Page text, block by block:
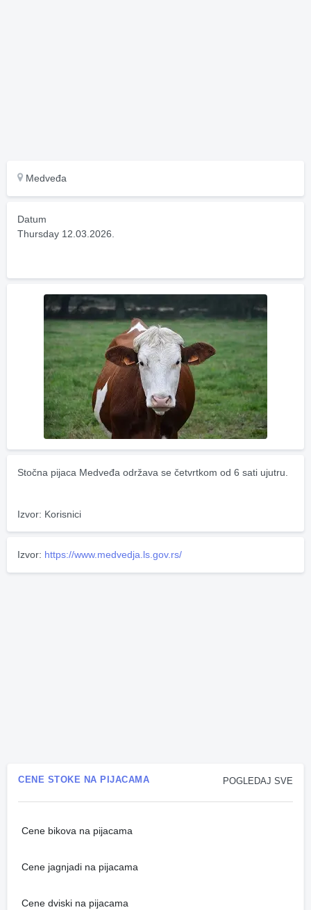
Medveđa
Datum
Thursday 12.03.2026.
Stočna pijaca Medveđa održava se četvrtkom od 6 sati ujutru.
Izvor: Korisnici
Izvor: https://www.medvedja.ls.gov.rs/
POGLEDAJ SVE
CENE STOKE NA PIJACAMA
Cene bikova na pijacama
Cene jagnjadi na pijacama
Cene dviski na pijacama